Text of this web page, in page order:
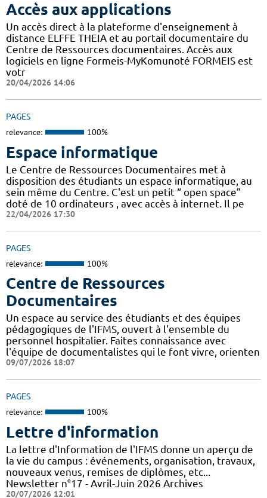
Accès aux applications
Un accès direct à la plateforme d'enseignement à
distance ELFFE THEIA et au portail documentaire du
Centre de Ressources documentaires. Accès aux
logiciels en ligne Formeis-MyKomunoté FORMEIS est
votr
20/04/2026 14:06
PAGES
relevance: 100%
Espace informatique
Le Centre de Ressources Documentaires met à
disposition des étudiants un espace informatique, au
sein même du Centre. C'est un petit “ open space”
doté de 10 ordinateurs , avec accès à internet. Il pe
22/04/2026 17:30
PAGES
relevance: 100%
Centre de Ressources
Documentaires
Un espace au service des étudiants et des équipes
pédagogiques de l'IFMS, ouvert à l'ensemble du
personnel hospitalier. Faites connaissance avec
l'équipe de documentalistes qui le font vivre, orienten
09/07/2026 18:07
PAGES
relevance: 100%
Lettre d'information
La lettre d'Information de l'IFMS donne un aperçu de
la vie du campus : événements, organisation, travaux,
nouveaux venus, remises de diplômes, etc...
Newsletter n°17 - Avril-Juin 2026 Archives
20/07/2026 12:01